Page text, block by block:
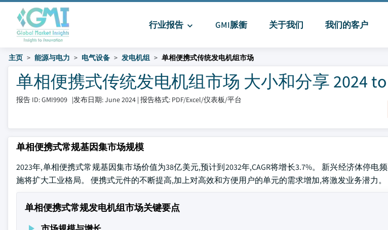
行业报告 GMI脈衝 关于我们 我们的客户
主页 能源与电力 电气设备 发电机组 单相便携式传统发电机组市场
单相便携式传统发电机组市场 大小和分享 2024 to
报告 ID: GMI9909 |发布日期: June 2024 | 报告格式: PDF/Excel/仪表板/平台
单相便携式常规基因集市场规模
2023年,单相便携式常规基因集市场价值为38亿美元,预计到2032年,CAGR将增长3.7%。 新兴经济体停电
施将扩大工业格局。 便携式元件的不断提高,加上对高效和方便用户的单元的需求增加,将激发业务潜力。
单相便携式常规发电机组市场关键要点